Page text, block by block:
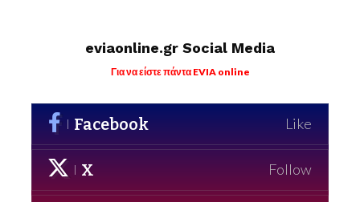
eviaonline.gr Social Media
Για να είστε πάντα EVIA online
Facebook Like
X Follow